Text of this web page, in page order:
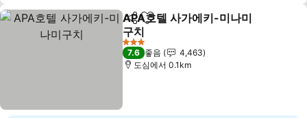
공유 즐겨찾기에 추가
APA호텔 사가에키-미나미
구치
3 성급
7.6 좋음
4,463
도심에서 0.1km